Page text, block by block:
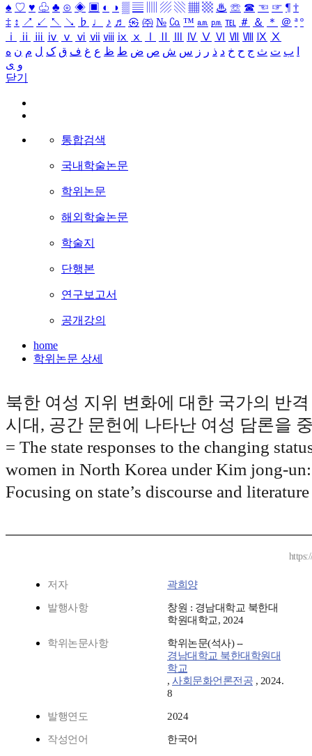
♠ ♡ ♥ ♧ ♣ ⊙ ◈ ▣ ◐ ◑ ▒ ▤ ▨ ▧ ▦ ▩ ♨ ☏ ☎ ☜ ☞ ¶ †
‡ ↕ ↗ ↙ ↖ ↘ ♭ ♩ ♪ ♬ ㉿ ㈜ № ㏇ ™ ㏂ ㏘ ℡ ＃ ＆ ＊ ＠ ª º
ⅰ
ⅱ ⅲ ⅳ ⅴ ⅵ ⅶ ⅷ ⅸ ⅹ Ⅳ Ⅴ Ⅵ Ⅶ Ⅷ Ⅸ Ⅹ
ب ت ث ج ح خ د ذ ر ز س ش ص ض ط ظ ع غ ف ق ک ل م ن ه
و ی
닫기
통합검색
국내학술논문
학위논문
해외학술논문
학술지
단행본
연구보고서
공개강의
home
학위논문 상세
북한 여성 지위 변화에 대한 국가의 반
시대, 공간 문헌에 나타난 여성 담론을
= The state responses to the changing
women in North Korea under Kim jong-un:
Focusing on state’s discourse and literature
저자 곽희양
발행사항
창원 : 경남대학교 북한대
학원대학교, 2024
학위논문사항
학위논문(석사) --
경남대학교 북한대학원대
학교
, 사회문화언론전공 , 2024.
8
발행연도 2024
작성언어 한국어